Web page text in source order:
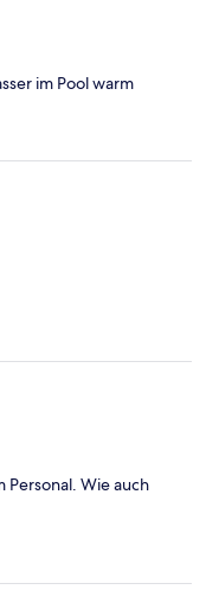
im Pool warm
Personal. Wie auch